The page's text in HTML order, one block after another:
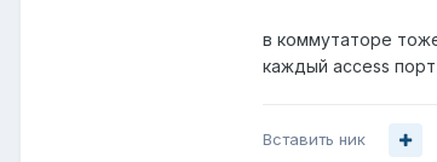
в коммутаторе
каждый access порт
Вставить ник